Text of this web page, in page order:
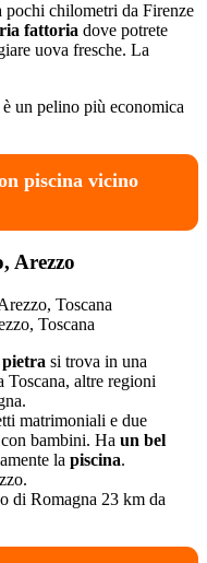
pochi chilometri da Firenze
fattoria dove potrete
uova fresche. La
un pelino più economica
piscina vicino
Arezzo
Toscana
si trova in una
Toscana, altre regioni
matrimoniali e due
bambini. Ha un bel
la piscina.
di Romagna 23 km da